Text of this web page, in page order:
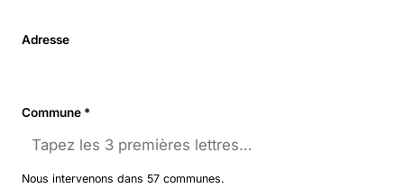
Adresse
Commune *
Nous intervenons dans 57 communes.